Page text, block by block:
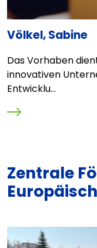
Völkel, Sabine
Das Vorhaben
innovativen
Entwicklu...
Zentrale